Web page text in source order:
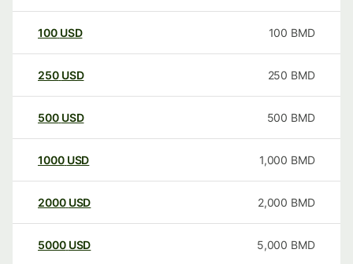
100 USD 100 BMD
250 USD 250 BMD
500 USD 500 BMD
1000 USD 1,000 BMD
2000 USD 2,000 BMD
5000 USD 5,000 BMD